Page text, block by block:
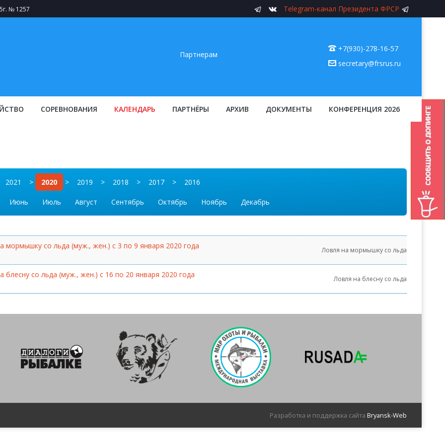
№ 1257 Telegram-канал Президента ФРСР
Партнерам
+7(930)-278-16-57
secretary@frsrus.ru
СОРЕВНОВАНИЯ КАЛЕНДАРЬ ПАРТНЁРЫ АРХИВ ДОКУМЕНТЫ КОНФЕРЕНЦИЯ 2026
2021 > 2020 > 2019 > 2018 > 2017 > 2016
Июнь Июль Август Сентябрь Октябрь Ноябрь Декабрь
мормышку со льда (муж., жен.) с 3 по 9 января 2020 года Ловля на мормышку со льда
блесну со льда (муж., жен.) с 16 по 20 января 2020 года Ловля на блесну со льда
Разработка и поддержка сайта Bryansk-Web